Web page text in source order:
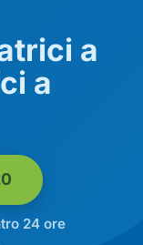
a
a
24 ore